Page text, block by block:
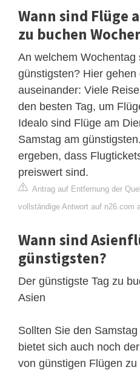
Wann sind Flüge
zu buchen
An welchem Wochentag
günstigsten? Hier gehen
auseinander: Viele
den besten Tag, um
Idealo sind Flüge am
Samstag am
ergeben, dass
preiswert sind.
Antrag auf Entfernung der
vollständige Antwort auf n26.com
Wann sind
günstigsten?
Der günstigste Tag zu
Asien
Sollten Sie den
bietet sich auch noch
von günstigen Flügen zu